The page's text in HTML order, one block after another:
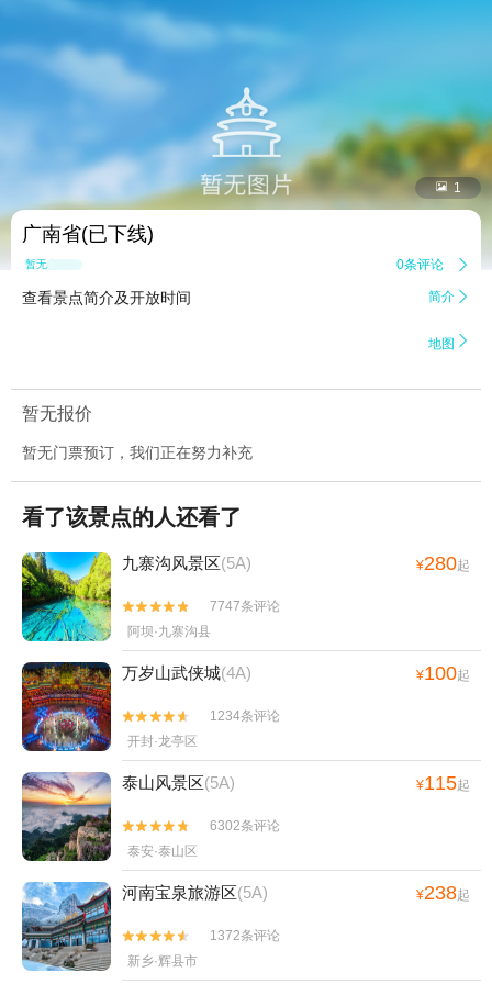
 1
广南省(已下线)
暂无点评 0条评论 
查看景点简介及开放时间 简介 
地图 
暂无报价
暂无门票预订，我们正在努力补充
看了该景点的人还看了
九寨沟风景区(5A) ¥280起


7747条评论
阿坝·九寨沟县
万岁山武侠城(4A) ¥100起


1234条评论
开封·龙亭区
泰山风景区(5A) ¥115起


6302条评论
泰安·泰山区
河南宝泉旅游区(5A) ¥238起


1372条评论
新乡·辉县市